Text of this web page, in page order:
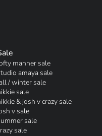
manner sale
amaya sale
/ winter sale
sale
& josh v crazy sale
v sale
sale
sale